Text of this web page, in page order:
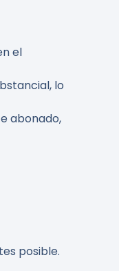
el
lo
abonado,
posible.